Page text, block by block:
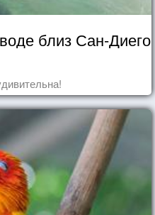
близ Сан-Диего